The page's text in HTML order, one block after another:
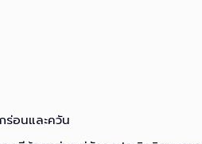
ร่อนและควัน